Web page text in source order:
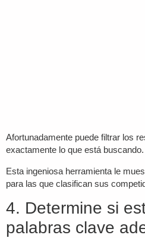
Afortunadamente puede filtrar los
exactamente lo que está buscando.
Esta ingeniosa herramienta le
para las que clasifican sus
4. Determine si
palabras clave